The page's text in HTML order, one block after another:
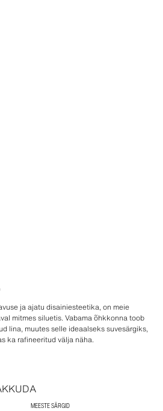
ja ajatu disainiesteetika, on meie
mitmes siluetis. Vabama õhkkonna toob
lina, muutes selle ideaalseks suvesärgiks,
ka rafineeritud välja näha.
MEESTE SÄRGID